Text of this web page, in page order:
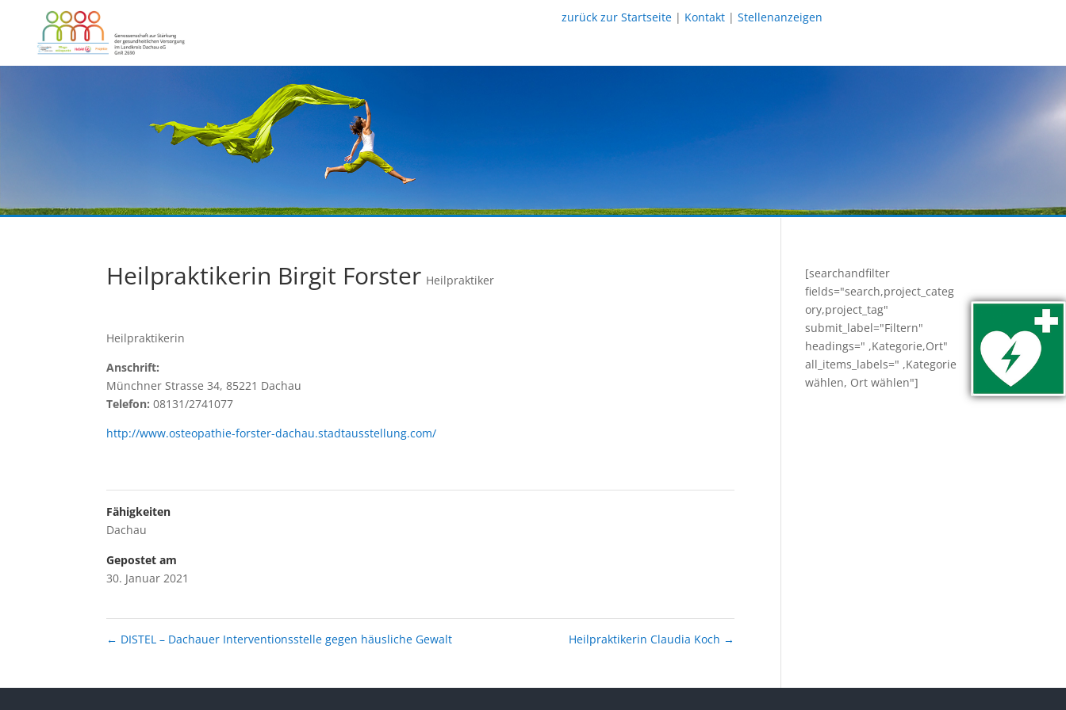
zurück zur Startseite | Kontakt |Stellenanzeigen
Heilpraktikerin Birgit Forster Heilpraktiker
Heilpraktikerin
Anschrift:
Münchner Strasse 34, 85221 Dachau
Telefon: 08131/2741077
http://www.osteopathie-forster-dachau.stadtausstellung.com/
Fähigkeiten
Dachau
Gepostet am
30. Januar 2021
← DISTEL – Dachauer Interventionsstelle gegen häusliche Gewalt Heilpraktikerin Claudia Koch →
[searchandfilter
fields="search,project_categ
ory,project_tag"
submit_label="Filtern"
headings=" ,Kategorie,Ort"
all_items_labels=" ,Kategorie
wählen, Ort wählen"]